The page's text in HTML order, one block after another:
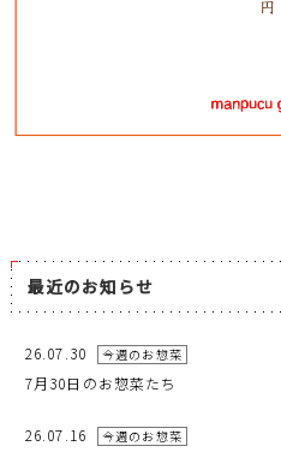
最近のお知らせ
26.07.30 今週のお惣菜
7月30日のお惣菜たち
26.07.16 今週のお惣菜